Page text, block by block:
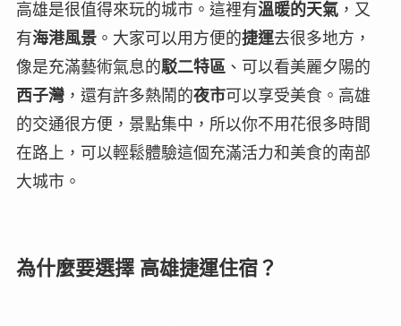
高雄是很值得來玩的城市。這裡有溫暖的天氣，又
有海港風景。大家可以用方便的捷運去很多地方，
像是充滿藝術氣息的駁二特區、可以看美麗夕陽的
西子灣，還有許多熱鬧的夜市可以享受美食。高雄
的交通很方便，景點集中，所以你不用花很多時間
在路上，可以輕鬆體驗這個充滿活力和美食的南部
大城市。
為什麼要選擇 高雄捷運住宿？